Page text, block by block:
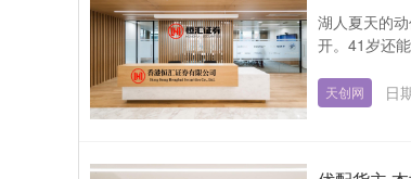
湖人夏天的
开。41岁还
天创网 日